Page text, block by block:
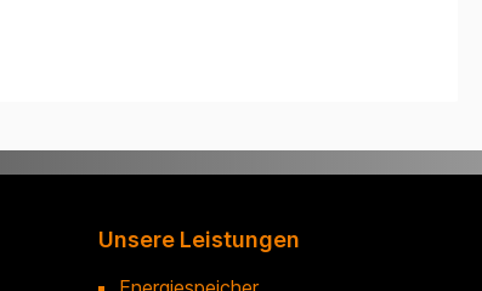
Unsere Leistungen